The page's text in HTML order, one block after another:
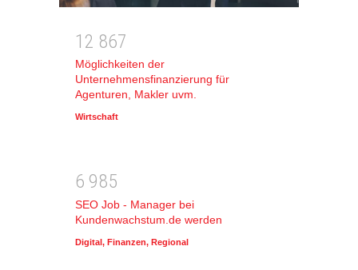
1 2 867
Möglichkeiten der
Unternehmensfinanzierung für
Agenturen, Makler uvm.
Wirtschaft
6 985
SEO Job - Manager bei
Kundenwachstum.de werden
Digital, Finanzen, Regional